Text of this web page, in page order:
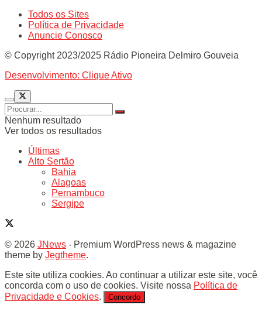
Todos os Sites
Política de Privacidade
Anuncie Conosco
© Copyright 2023/2025 Rádio Pioneira Delmiro Gouveia
Desenvolvimento: Clique Ativo
Nenhum resultado
Ver todos os resultados
Últimas
Alto Sertão
Bahia
Alagoas
Pernambuco
Sergipe
© 2026 JNews - Premium WordPress news & magazine
theme by Jegtheme.
Este site utiliza cookies. Ao continuar a utilizar este site, você
concorda com o uso de cookies. Visite nossa Política de
Privacidade e Cookies. Concordo